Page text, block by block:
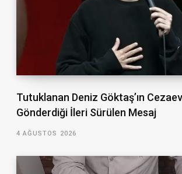
Tutuklanan Deniz Göktaş’ın
Gönderdiği İleri Sürülen Mesaj
4 AĞUSTOS 2026